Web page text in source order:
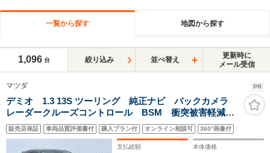
一覧から探す 地図から探す
1,096 台 絞り込み 並べ替え
更新時に
メール受信
マツダ PR
デミオ 1.3 13S ツーリング 純正ナビ バックカメラ
レーダークルーズコントロール BSM 衝突被害軽減シ
ステム LDA アイドリングストップ コーナーセンサ
ー ETC HUD シートヒーター ステアリングスイッ
チ LEDヘッド
販売店保証 車両品質評価書付 購入プラン付 オンライン相談可 360°画像付
支払総額 本体価格